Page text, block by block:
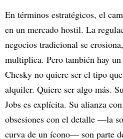
En términos estratégicos, el
en un mercado hostil. La
negocios tradicional se
multiplica. Pero también hay
Chesky no quiere ser el tipo
alquiler. Quiere ser algo más.
Jobs es explícita. Su alianza con
obsesiones con el detalle —la
curva de un ícono— son parte